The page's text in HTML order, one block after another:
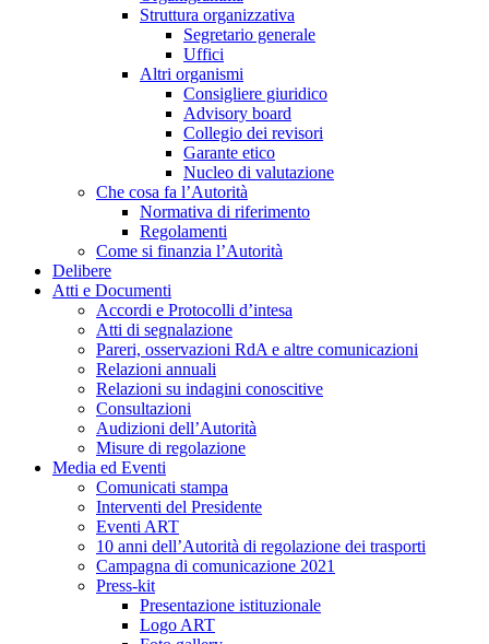
Struttura organizzativa
Segretario generale
Uffici
Altri organismi
Consigliere giuridico
Advisory board
Collegio dei revisori
Garante etico
Nucleo di valutazione
Che cosa fa l’Autorità
Normativa di riferimento
Regolamenti
Come si finanzia l’Autorità
Delibere
Atti e Documenti
Accordi e Protocolli d’intesa
Atti di segnalazione
Pareri, osservazioni RdA e altre comunicazioni
Relazioni annuali
Relazioni su indagini conoscitive
Consultazioni
Audizioni dell’Autorità
Misure di regolazione
Media ed Eventi
Comunicati stampa
Interventi del Presidente
Eventi ART
10 anni dell’Autorità di regolazione dei trasporti
Campagna di comunicazione 2021
Press-kit
Presentazione istituzionale
Logo ART